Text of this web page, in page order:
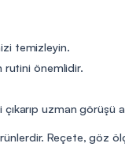
temizleyin.
rutini önemlidir.
uzman görüşü
Reçete, göz